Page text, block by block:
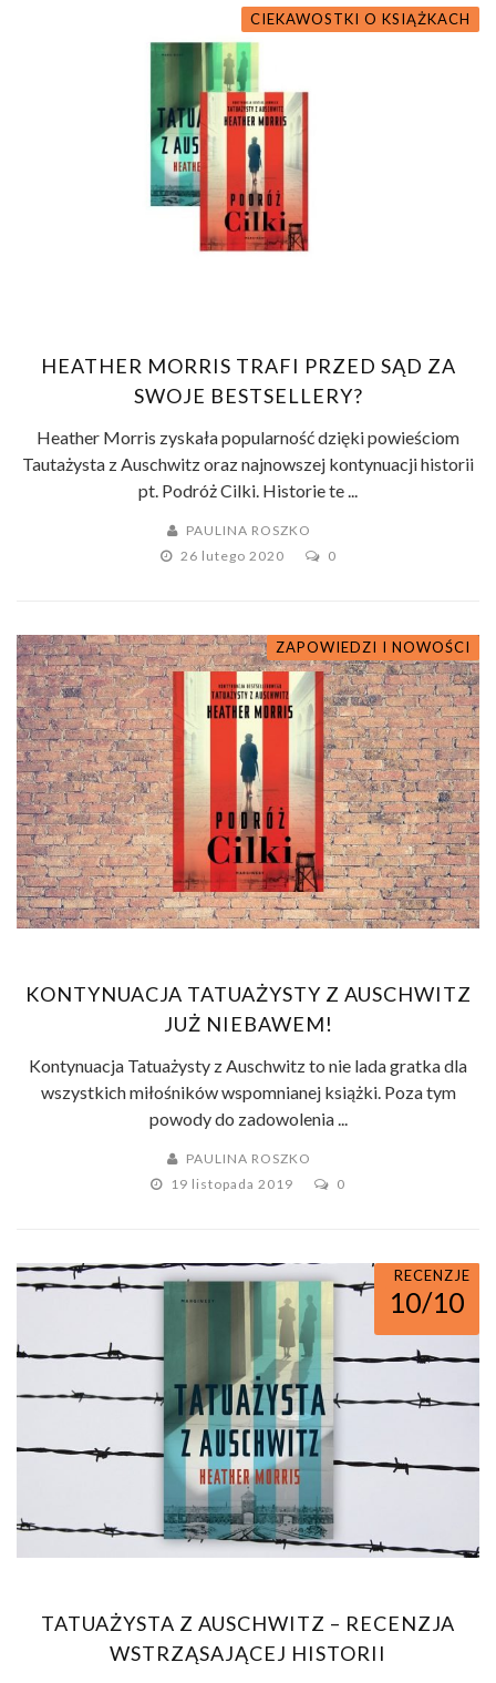
CIEKAWOSTKI O KSIĄŻKACH
HEATHER MORRIS TRAFI PRZED SĄD ZA
SWOJE BESTSELLERY?
Heather Morris zyskała popularność dzięki powieściom
Tautażysta z Auschwitz oraz najnowszej kontynuacji historii
pt. Podróż Cilki. Historie te ...
PAULINA ROSZKO
26 lutego 2020
0
ZAPOWIEDZI I NOWOŚCI
KONTYNUACJA TATUAŻYSTY Z AUSCHWITZ
JUŻ NIEBAWEM!
Kontynuacja Tatuażysty z Auschwitz to nie lada gratka dla
wszystkich miłośników wspomnianej książki. Poza tym
powody do zadowolenia ...
PAULINA ROSZKO
19 listopada 2019
0
RECENZJE
10/10
TATUAŻYSTA Z AUSCHWITZ – RECENZJA
WSTRZĄSAJĄCEJ HISTORII